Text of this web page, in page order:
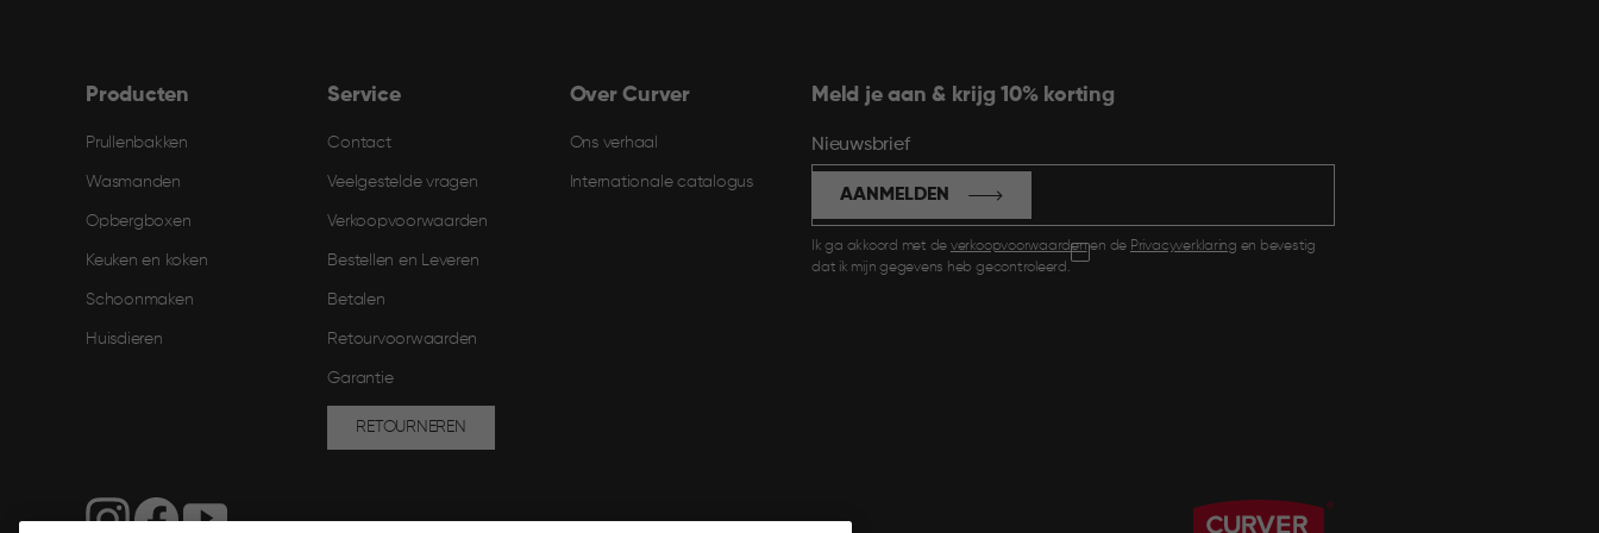
Producten
Prullenbakken
Wasmanden
Opbergboxen
Keuken en koken
Schoonmaken
Huisdieren
Service
Contact
Veelgestelde vragen
Verkoopvoorwaarden
Bestellen en Leveren​
Betalen
Retourvoorwaarden
Garantie
RETOURNEREN
Over Curver
Ons verhaal
Internationale catalogus
Meld je aan & krijg 10% korting
Nieuwsbrief
Ik ga akkoord met de verkoopvoorwaardenen de Privacyverklaring en bevestig
dat ik mijn gegevens heb gecontroleerd.
AANMELDEN